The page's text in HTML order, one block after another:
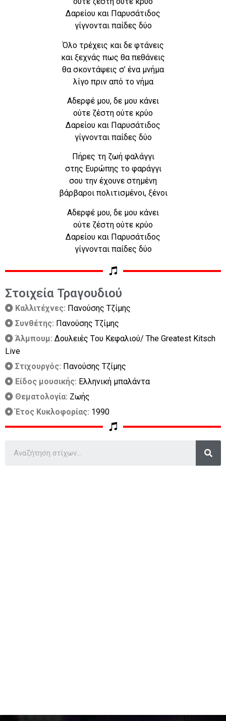
Δαρείου και Παρυσάτιδος
γίγνονται παίδες δύο
Όλο τρέχεις και δε φτάνεις
και ξεχνάς πως θα πεθάνεις
θα σκοντάψεις σ’ ένα μνήμα
λίγο πριν από το νήμα
Αδερφέ μου, δε μου κάνει
ούτε ζέστη ούτε κρύο
Δαρείου και Παρυσάτιδος
γίγνονται παίδες δύο
Πήρες τη ζωή φαλάγγι
στης Ευρώπης το φαράγγι
σου την έχουνε στημένη
βάρβαροι πολιτισμένοι, ξένοι
Αδερφέ μου, δε μου κάνει
ούτε ζέστη ούτε κρύο
Δαρείου και Παρυσάτιδος
γίγνονται παίδες δύο
Στοιχεία Τραγουδιού
Καλλιτέχνες: Πανούσης Τζίμης
Συνθέτης: Πανούσης Τζίμης
Άλμπουμ: Δουλειές Tου Κεφαλιού/ The Greatest Kitsch
Live
Στιχουργός: Πανούσης Τζίμης
Είδος μουσικής: Ελληνική μπαλάντα
Θεματολογία: Ζωής
Έτος Κυκλοφορίας: 1990